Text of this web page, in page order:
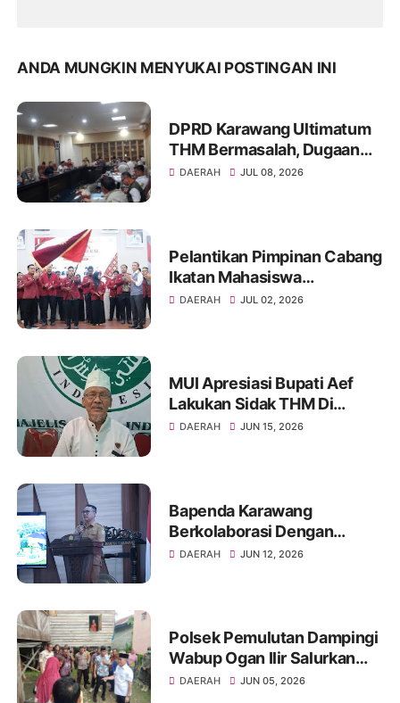
ANDA MUNGKIN MENYUKAI POSTINGAN INI
DPRD Karawang Ultimatum
THM Bermasalah, Dugaan
Izin Palsu hingga Minol Ilegal
DAERAH JUL 08, 2026
Pelantikan Pimpinan Cabang
Ikatan Mahasiswa
Muhammadiyah Kota
DAERAH JUL 02, 2026
MUI Apresiasi Bupati Aef
Lakukan Sidak THM Di
Karawang.
DAERAH JUN 15, 2026
Bapenda Karawang
Berkolaborasi Dengan
Fakultas Hukum Unsika
DAERAH JUN 12, 2026
Polsek Pemulutan Dampingi
Wabup Ogan Ilir Salurkan
Bansos ke Warga Sakit
DAERAH JUN 05, 2026